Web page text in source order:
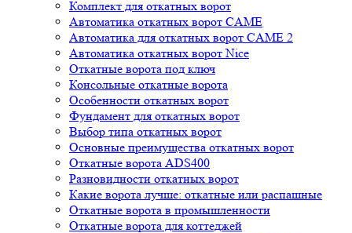
Комплект для откатных ворот
Автоматика откатных ворот CAME
Автоматика для откатных ворот CAME 2
Автоматика откатных ворот Nice
Откатные ворота под ключ
Консольные откатные ворота
Особенности откатных ворот
Фундамент для откатных ворот
Выбор типа откатных ворот
Основные преимущества откатных ворот
Откатные ворота ADS400
Разновидности откатных ворот
Какие ворота лучше: откатные или распашные
Откатные ворота в промышленности
Откатные ворота для коттеджей